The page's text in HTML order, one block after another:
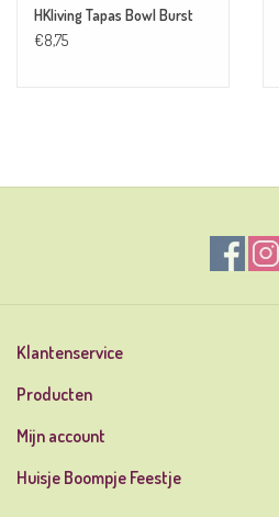
HKliving Tapas Bowl Burst
€8,75
Klantenservice
Producten
Mijn account
Huisje Boompje Feestje